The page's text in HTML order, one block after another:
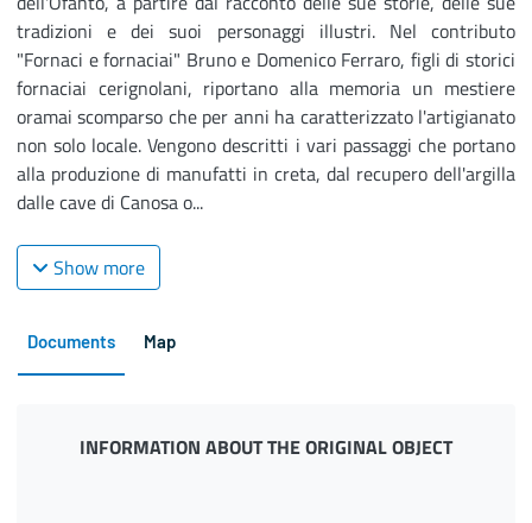
tradizioni e dei suoi personaggi illustri. Nel contributo
"Fornaci e fornaciai" Bruno e Domenico Ferraro, figli di storici
fornaciai cerignolani, riportano alla memoria un mestiere
oramai scomparso che per anni ha caratterizzato l'artigianato
non solo locale. Vengono descritti i vari passaggi che portano
alla produzione di manufatti in creta, dal recupero dell'argilla
dalle cave di Canosa o...
Show more
Documents Map
INFORMATION ABOUT THE ORIGINAL OBJECT